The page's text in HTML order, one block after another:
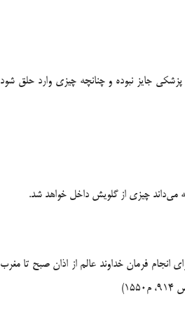
جایز نبوده و چنانچه چیزی وارد حلق شود
می‌داند چیزی از گلویش داخل خواهد شد.
انجام فرمان خداوند عالم از اذان صبح تا مغرب